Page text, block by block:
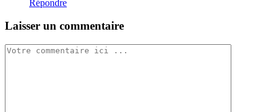
Répondre
Laisser un commentaire